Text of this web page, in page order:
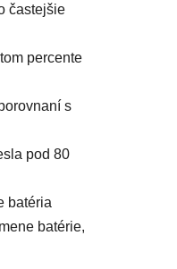
častejšie
percente
s
pod 80
batéria
batérie,